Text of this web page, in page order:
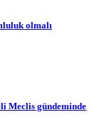
olmalı
Meclis gündeminde